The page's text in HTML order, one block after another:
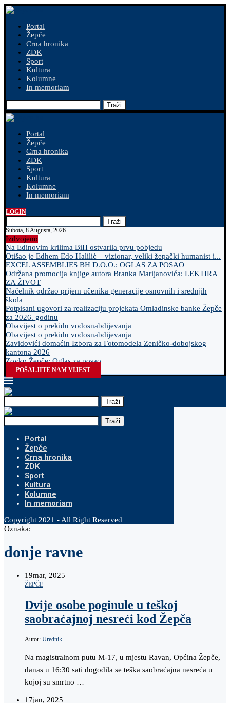
Portal
Žepče
Crna hronika
ZDK
Sport
Kultura
Kolumne
In memoriam
Traži
Portal
Žepče
Crna hronika
ZDK
Sport
Kultura
Kolumne
In memoriam
LOGIN
Traži
Subota, 8 Augusta, 2026
Izdvojeno
Na Edinovim krilima BiH ostvarila prvu pobjedu
Otišao je Edhem Edo Halilić – vizionar, veliki žepački humanist i...
EXCEL ASSEMBLIES BH D.O.O.: OGLAS ZA POSAO
Održana promocija knjige autora Branka Marijanovića: LEKTIRA
ZA ŽIVOT
Načelnik održao prijem učenika generacije osnovnih i srednjih
škola
Potpisani ugovori za realizaciju projekata Omladinske banke Žepče
za 2026. godinu
Obavijest o prekidu vodosnabdijevanja
Obavijest o prekidu vodosnabdijevanja
Zavidovići domaćin Izbora za Fotomodela Zeničko-dobojskog
kantona 2026
Zovko Žepče: Oglas za posao
POŠALJITE NAM VIJEST
Traži
Traži
Portal
Žepče
Crna hronika
ZDK
Sport
Kultura
Kolumne
In memoriam
Copyright 2021 - All Right Reserved
Oznaka:
donje ravne
19mar, 2025
ŽEPČE
Dvije osobe poginule u teškoj
saobraćajnoj nesreći kod Žepča
Autor: Urednik
Na magistralnom putu M-17, u mjestu Ravan, Općina Žepče,
danas u 16:30 sati dogodila se teška saobraćajna nesreća u
kojoj su smrtno …
17jan, 2025